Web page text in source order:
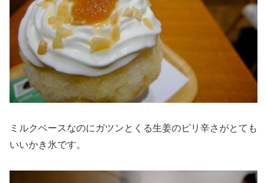
ミルクベースなのにガツンとくる生姜のピリ辛さがとても
いいかき氷です。